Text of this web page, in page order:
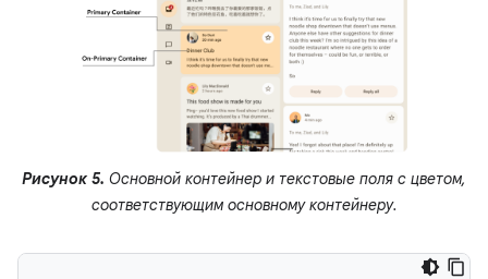
Рисунок 5. Основной контейнер и текстовые поля с цветом,
соответствующим основному контейнеру.